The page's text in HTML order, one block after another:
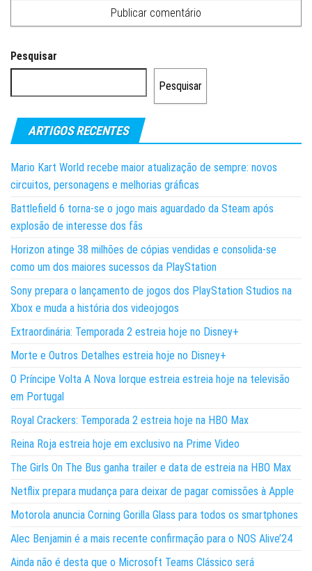
Pesquisar
Pesquisar
ARTIGOS RECENTES
Mario Kart World recebe maior atualização de sempre: novos
circuitos, personagens e melhorias gráficas
Battlefield 6 torna-se o jogo mais aguardado da Steam após
explosão de interesse dos fãs
Horizon atinge 38 milhões de cópias vendidas e consolida-se
como um dos maiores sucessos da PlayStation
Sony prepara o lançamento de jogos dos PlayStation Studios na
Xbox e muda a história dos videojogos
Extraordinária: Temporada 2 estreia hoje no Disney+
Morte e Outros Detalhes estreia hoje no Disney+
O Príncipe Volta A Nova Iorque estreia estreia hoje na televisão
em Portugal
Royal Crackers: Temporada 2 estreia hoje na HBO Max
Reina Roja estreia hoje em exclusivo na Prime Video
The Girls On The Bus ganha trailer e data de estreia na HBO Max
Netflix prepara mudança para deixar de pagar comissões à Apple
Motorola anuncia Corning Gorilla Glass para todos os smartphones
Alec Benjamin é a mais recente confirmação para o NOS Alive’24
Ainda não é desta que o Microsoft Teams Clássico será